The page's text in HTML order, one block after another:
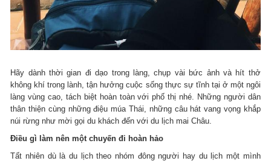
Hãy dành thời gian đi dạo trong làng, chụp vài bức ảnh và hít thở
không khí trong lành, tận hưởng cuộc sống thực sự tĩnh tại ở một ngôi
làng vùng cao, tách biệt hoàn toàn với phố thị nhé. Những người dân
thân thiện cùng những điệu múa Thái, những câu hát vang vọng khắp
núi rừng như mời gọi du khách đến với du lịch mai Châu.
Điều gì làm nên một chuyến đi hoàn hảo
Tất nhiên dù là du lịch theo nhóm đông người hay du lịch một mình